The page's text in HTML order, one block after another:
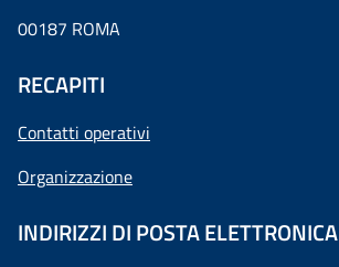
00187 ROMA
RECAPITI
Contatti operativi
Organizzazione
INDIRIZZI DI POSTA ELETTRONICA